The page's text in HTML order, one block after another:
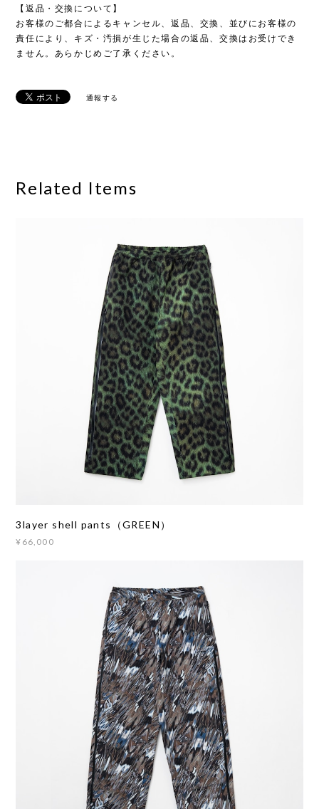
【返品・交換について】
お客様のご都合によるキャンセル、返品、交換、並びにお客様の
責任により、キズ・汚損が生じた場合の返品、交換はお受けでき
ません。あらかじめご了承ください。
通報する
Related Items
3layer shell pants（GREEN）
¥66,000